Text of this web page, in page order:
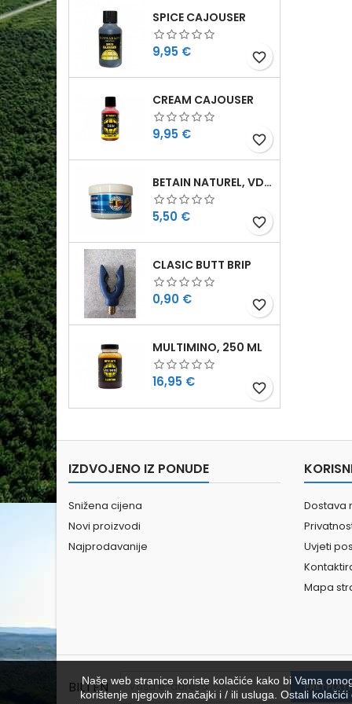
SPICE CAJOUSER
Cijena
9,95 € favorite_border
CREAM CAJOUSER
Cijena
9,95 € favorite_border
BETAIN NATUREL, VDE, 100 GR
Cijena
5,50 € favorite_border
CLASIC BUTT BRIP
Cijena
0,90 € favorite_border
MULTIMINO, 250 ML
Cijena
16,95 € favorite_border
IZDVOJENO IZ PONUDE
Snižena cijena
Novi proizvodi
Najprodavanije
Dostava
Uvjeti
Mapa
Naše web stranice koriste kolačiće kako bi Vama
korištenje njegovih značajki i / ili usluga. Ostali
BILTEN